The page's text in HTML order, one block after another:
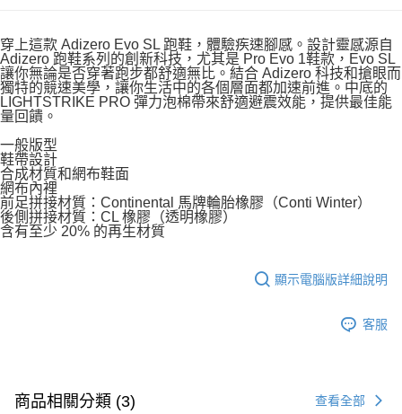
穿上這款 Adizero Evo SL 跑鞋，體驗疾速腳感。設計靈感源自
Adizero 跑鞋系列的創新科技，尤其是 Pro Evo 1鞋款，Evo SL
讓你無論是否穿著跑步都舒適無比。結合 Adizero 科技和搶眼而
獨特的競速美學，讓你生活中的各個層面都加速前進。中底的
LIGHTSTRIKE PRO 彈力泡棉帶來舒適避震效能，提供最佳能
量回饋。
一般版型
鞋帶設計
合成材質和網布鞋面
網布內裡
前足拼接材質：Continental 馬牌輪胎橡膠（Conti Winter）
後側拼接材質：CL 橡膠（透明橡膠）
含有至少 20% 的再生材質
顯示電腦版詳細說明
客服
商品相關分類 (3) 查看全部